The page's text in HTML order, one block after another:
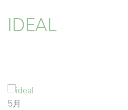
IDEAL
5月